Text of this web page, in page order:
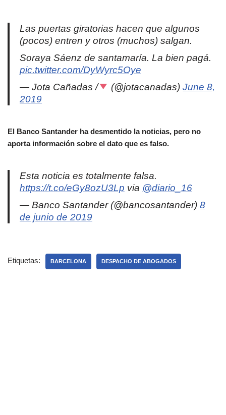
Las puertas giratorias hacen que algunos
(pocos) entren y otros (muchos) salgan.
Soraya Sáenz de santamaría. La bien pagá.
pic.twitter.com/DyWyrc5Oye
— Jota Cañadas /
(@jotacanadas)June 8,
2019
El Banco Santander ha desmentido la noticias, pero no
aporta información sobre el dato que es falso.
Esta noticia es totalmente falsa.
https://t.co/eGy8ozU3Lp via @diario_16
— Banco Santander (@bancosantander) 8
de junio de 2019
Etiquetas: BARCELONA DESPACHO DE ABOGADOS